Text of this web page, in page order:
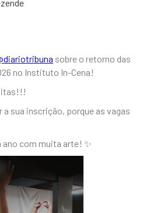
sobre o retorno das
no Instituto In-Cena!
sua inscrição, porque as vagas
com muita arte! ✨